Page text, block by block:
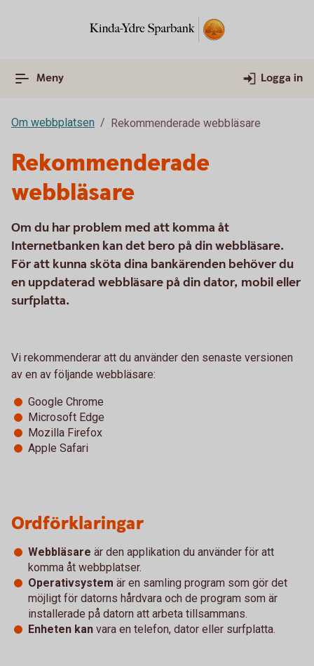
Meny Logga in
Om webbplatsen Rekommenderade webbläsare
Rekommenderade
webbläsare
Om du har problem med att komma åt
Internetbanken kan det bero på din webbläsare.
För att kunna sköta dina bankärenden behöver du
en uppdaterad webbläsare på din dator, mobil eller
surfplatta.
Vi rekommenderar att du använder den senaste versionen
av en av följande webbläsare:
Google Chrome
Microsoft Edge
Mozilla Firefox
Apple Safari
Ordförklaringar
Webbläsare är den applikation du använder för att
komma åt webbplatser.
Operativsystem är en samling program som gör det
möjligt för datorns hårdvara och de program som är
installerade på datorn att arbeta tillsammans.
Enheten kan vara en telefon, dator eller surfplatta.